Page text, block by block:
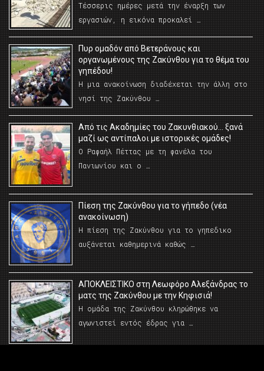
Τέσσερις ημέρες μετά την έναρξη των
εργασιών, η εικόνα προκαλεί …
Πυρ ομαδόν από Βετεράνους και
οργανωμένους της Ζακύνθου για το θέμα του
γηπέδου!
Η μια ανακοίνωση διαδέχεται την άλλη στο
νησί της Ζακύνθου …
Από τις Ακαδημίες του Ζακυνθιακού… ξανά
μαζί ως αντίπαλοι με ιστορικές ομάδες!
Ο Ραφαήλ Πέττας με τη φανέλα του
Πανιωνίου και ο …
Πίεση της Ζακύνθου για το γήπεδο (νέα
ανακοίνωση)
Η πίεση της Ζακύνθου για το γηπεδικο
αυξάνεται καθημερινά καθώς …
AΠΟΚΛΕΙΣΤΙΚΟ στη Λεωφόρο Αλεξάνδρας το
ματς της Ζακύνθου με την Κηφισιά!
Η ομάδα της Ζακύνθου κληρώθηκε να
αγωνιστεί εντός έδρας για …